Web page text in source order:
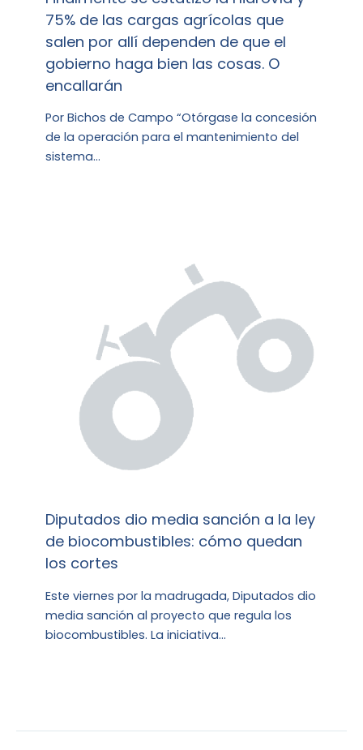
75% de las cargas agrícolas que
salen por allí dependen de que el
gobierno haga bien las cosas. O
encallarán
Por Bichos de Campo “Otórgase la concesión
de la operación para el mantenimiento del
sistema…
Diputados dio media sanción a la ley
de biocombustibles: cómo quedan
los cortes
Este viernes por la madrugada, Diputados dio
media sanción al proyecto que regula los
biocombustibles. La iniciativa…